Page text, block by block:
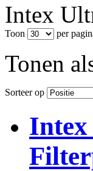
Intex
Toon per
Tonen
Sorteer op
Intex